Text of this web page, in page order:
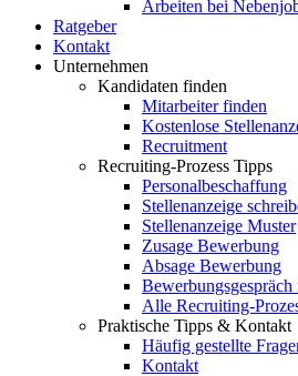
Arbeiten bei
Ratgeber
Kontakt
Unternehmen
Kandidaten finden
Mitarbeiter finden
Kostenlose
Recruitment
Recruiting-Prozess Tipps
Personalbeschaffung
Stellenanzeige
Stellenanzeige Muster
Zusage Bewerbung
Absage Bewerbung
Bewerbungsgespräch
Alle Recruiting-
Praktische Tipps & Kontakt
Häufig gestellte
Kontakt